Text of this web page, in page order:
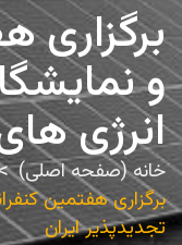
برگزاری
و
انرژی
خانه (صفحه اصلی)
برگزاری هفتمین
تجدیدپذیر ایران